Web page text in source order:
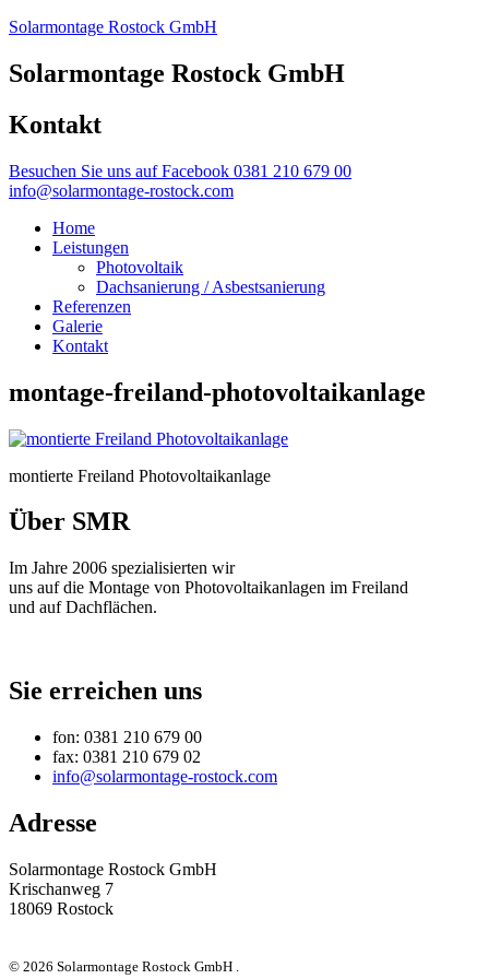
Solarmontage Rostock GmbH
Solarmontage Rostock GmbH
Kontakt
Besuchen Sie uns auf Facebook 0381 210 679 00
info@solarmontage-rostock.com
Home
Leistungen
Photovoltaik
Dachsanierung / Asbestsanierung
Referenzen
Galerie
Kontakt
montage-freiland-photovoltaikanlage
montierte Freiland Photovoltaikanlage
Über SMR
Im Jahre 2006 spezialisierten wir
uns auf die Montage von Photovoltaikanlagen im Freiland
und auf Dachflächen.
Sie erreichen uns
fon: 0381 210 679 00
fax: 0381 210 679 02
info@solarmontage-rostock.com
Adresse
Solarmontage Rostock GmbH
Krischanweg 7
18069 Rostock
© 2026 Solarmontage Rostock GmbH .